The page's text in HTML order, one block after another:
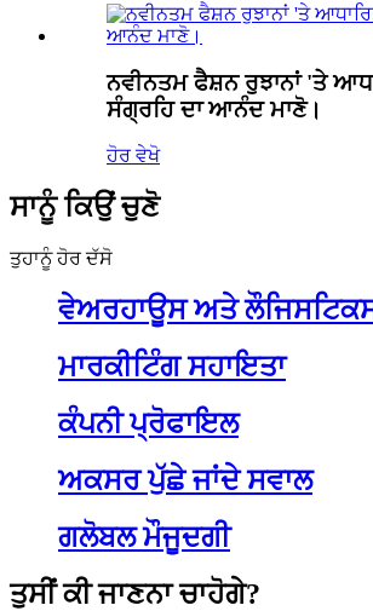
ਨਵੀਨਤਮ ਫੈਸ਼ਨ ਰੁਝਾਨਾਂ 'ਤੇ
ਸੰਗ੍ਰਹਿ ਦਾ ਆਨੰਦ ਮਾਣੋ।
ਹੋਰ ਵੇਖੋ
ਸਾਨੂੰ ਕਿਉਂ ਚੁਣੋ
ਤੁਹਾਨੂੰ ਹੋਰ ਦੱਸੋ
ਵੇਅਰਹਾਊਸ ਅਤੇ
ਮਾਰਕੀਟਿੰਗ ਸਹਾਇਤਾ
ਕੰਪਨੀ ਪ੍ਰੋਫਾਇਲ
ਅਕਸਰ ਪੁੱਛੇ ਜਾਂਦੇ ਸਵਾਲ
ਗਲੋਬਲ ਮੌਜੂਦਗੀ
ਤੁਸੀਂ ਕੀ ਜਾਣਨਾ ਚਾਹੋਗੇ?